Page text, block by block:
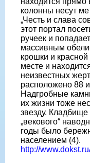
колонны несут
„Честь и слава
этот портал
ручеек и
массивным
крошки и
месте и
неизвестных
расположено 88
Надгробные
их жизни тоже
звезду.
„векового“
годы было
населением (4).
http://